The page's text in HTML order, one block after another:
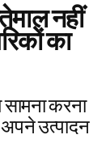
नहीं
का
करना
उत्पादन